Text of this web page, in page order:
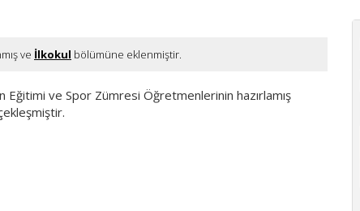
ve İlkokul bölümüne eklenmiştir.
ve Spor Zümresi Öğretmenlerinin hazırlamış